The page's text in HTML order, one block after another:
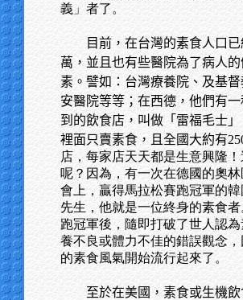
義」者了。
目前，在台灣的素食人口
萬，並且也有些醫院為了病人
素。譬如：台灣療養院、及基
安醫院等等；在西德，他們有
到的飲食店，叫做「雷福毛士
裡面只賣素食，且全國大約有
店，每家店天天都是生意興隆
呢？因為，有一次在德國的奧
會上，贏得馬拉松賽跑冠軍的
先生，他就是一位終身的素食
跑冠軍後，隨即打破了世人認
養不良或體力不佳的錯誤觀念
的素食風氣開始流行起來了。
至於在美國，素食或生機